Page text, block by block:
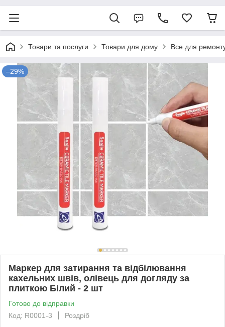
Товари та послуги Товари для дому Все для
–29%
Маркер для затирання та відбілювання
кахельних швів, олівець для догляду за
плиткою Білий - 2 шт
Готово до відправки
Код: R0001-3
Роздріб